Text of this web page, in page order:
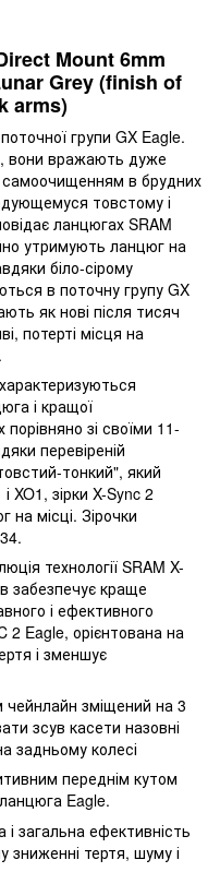
Mount 6mm
Grey (finish of
arms)
групи GX Eagle.
вони вражають дуже
самоочищенням в брудних
товстому і
ланцюгах SRAM
утримують ланцюг на
біло-сірому
в поточну групу GX
як нові після тисяч
потерті місця на
і кращої
зі своїми 11-
перевіреній
тонкий", який
XO1, зірки X-Sync 2
місці. Зірочки
технології SRAM X-
забезпечує краще
і ефективного
2 Eagle, орієнтована на
і зменшує
чейнлайн зміщений на 3
зсув касети назовні
задньому колесі
переднім кутом
Eagle.
загальна ефективність
зниженні тертя, шуму і